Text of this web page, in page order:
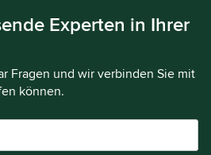
Experten in Ihrer
Fragen und wir verbinden Sie mit
können.